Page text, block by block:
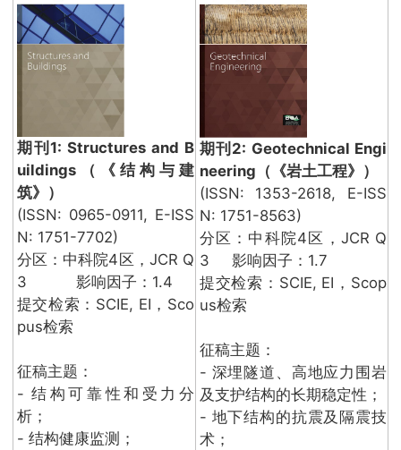
期刊1: Structures and B
uildings（《结构与建
筑》）
(ISSN: 0965-0911, E-ISS
N: 1751-7702)
分区：中科院4区，JCR Q
3 影响因子：1.4
提交检索：SCIE, EI，Sco
pus检索
征稿主题：
- 结构可靠性和受力分
析；
- 结构健康监测；
期刊2: Geotechnical Engi
neering（《岩土工程》）
(ISSN: 1353-2618, E-ISS
N: 1751-8563)
分区：中科院4区，JCR Q
3 影响因子：1.7
提交检索：SCIE, EI，Scop
us检索
征稿主题：
- 深埋隧道、高地应力围岩
及支护结构的长期稳定性；
- 地下结构的抗震及隔震技
术；